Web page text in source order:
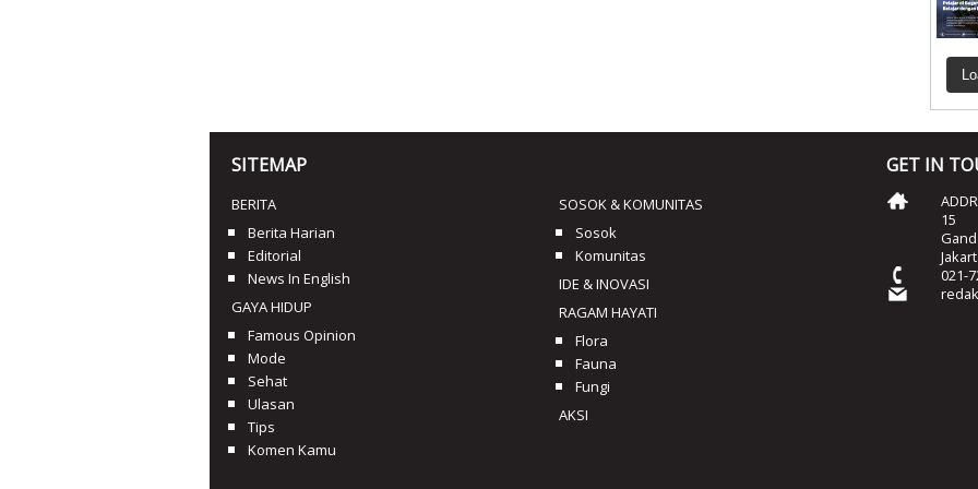
SITEMAP
BERITA
Berita Harian
Editorial
News In English
GAYA HIDUP
Famous Opinion
Mode
Sehat
Ulasan
Tips
Komen Kamu
SOSOK & KOMUNITAS
Sosok
Komunitas
IDE & INOVASI
RAGAM HAYATI
Flora
Fauna
Fungi
AKSI
GET IN
15
021-